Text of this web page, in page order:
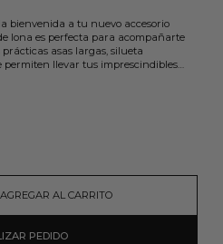
bienvenida a tu nuevo accesorio
lona es perfecta para acompañarte
asas largas, silueta
llevar tus imprescindibles…
AGREGAR AL CARRITO
PEDIDO